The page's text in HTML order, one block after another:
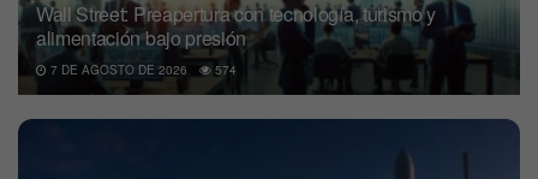
Wall Street: Preapertura con tecnología, turismo y
alimentación bajo presión
7 DE AGOSTO DE 2026 574